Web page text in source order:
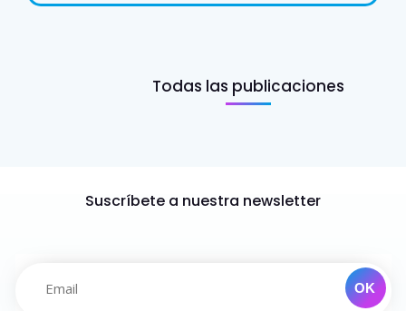
Todas las publicaciones
Suscríbete a nuestra newsletter